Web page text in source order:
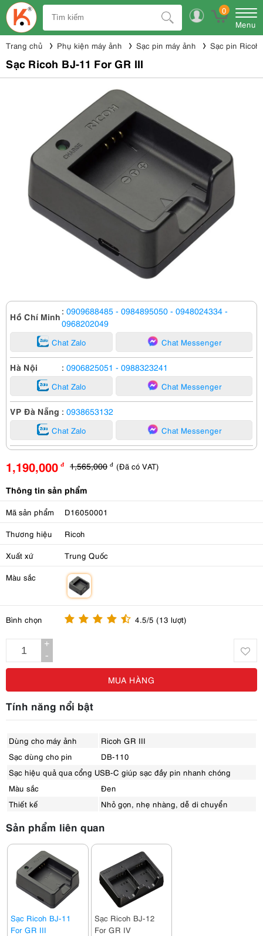
0
Menu
Trang chủ Phụ kiện máy ảnh Sạc pin máy ảnh Sạc pin Ricoh
Sạc Ricoh BJ-11 For GR III
Hồ Chí Minh : 0909688485 - 0984895050 - 0948024334 -
0968202049
Chat Zalo Chat Messenger
Hà Nội : 0906825051 - 0988323241
Chat Zalo Chat Messenger
VP Đà Nẵng : 0938653132
Chat Zalo Chat Messenger
1,190,000 đ 1,565,000 đ (Đã có VAT)
Thông tin sản phẩm
Mã sản phẩm D16050001
Thương hiệu Ricoh
Xuất xứ Trung Quốc
Màu sắc
Bình chọn 4.5/5 (13 lượt)
+
-
MUA HÀNG
Tính năng nổi bật
Dùng cho máy ảnh
Ricoh GR III
Sạc dùng cho pin
DB-110
Sạc hiệu quả qua cổng USB-C giúp sạc đầy pin nhanh chóng
Màu sắc
Đen
Thiết kế
Nhỏ gọn, nhẹ nhàng, dễ di chuyển
Sản phẩm liên quan
Sạc Ricoh BJ-11
For GR III
Sạc Ricoh BJ-12
For GR IV